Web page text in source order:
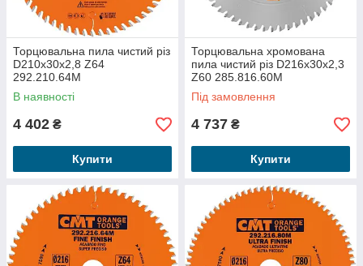
Торцювальна пила чистий різ
D210x30x2,8 Z64
292.210.64M
В наявності
4 402 ₴
Купити
Торцювальна хромована
пила чистий різ D216x30x2,3
Z60 285.816.60M
Під замовлення
4 737 ₴
Купити